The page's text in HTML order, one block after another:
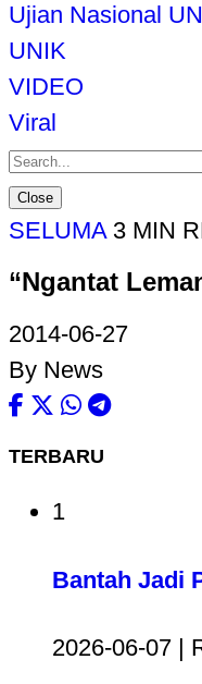
Ujian Nasional UN
UNIK
VIDEO
Viral
Close
SELUMA 3 MIN
“Ngantat
2014-06-27
By News
TERBARU
1
Bantah Jadi
2026-06-07 |